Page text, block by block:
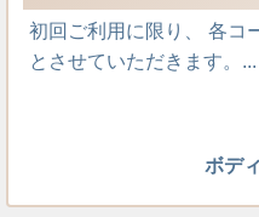
初回ご利用に限り、 各コ
とさせていただきます。...
ボデ